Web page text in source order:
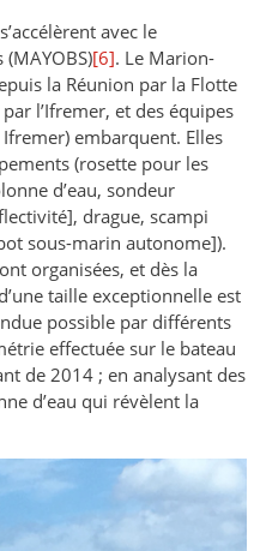
avec le
[6]. Le Marion-
la Réunion par la Flotte
l’Ifremer, et des équipes
Ifremer) embarquent. Elles
(rosette pour les
d’eau, sondeur
drague, scampi
sous-marin autonome]).
organisées, et dès la
taille exceptionnelle est
possible par différents
effectuée sur le bateau
de 2014 ; en analysant des
d’eau qui révèlent la